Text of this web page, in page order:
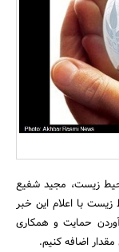
بانک، بیمه و سرمایه
مسکن و ساختمان
زیست، مجید شفیع
با اعلام این خبر
حمایت و همکاری